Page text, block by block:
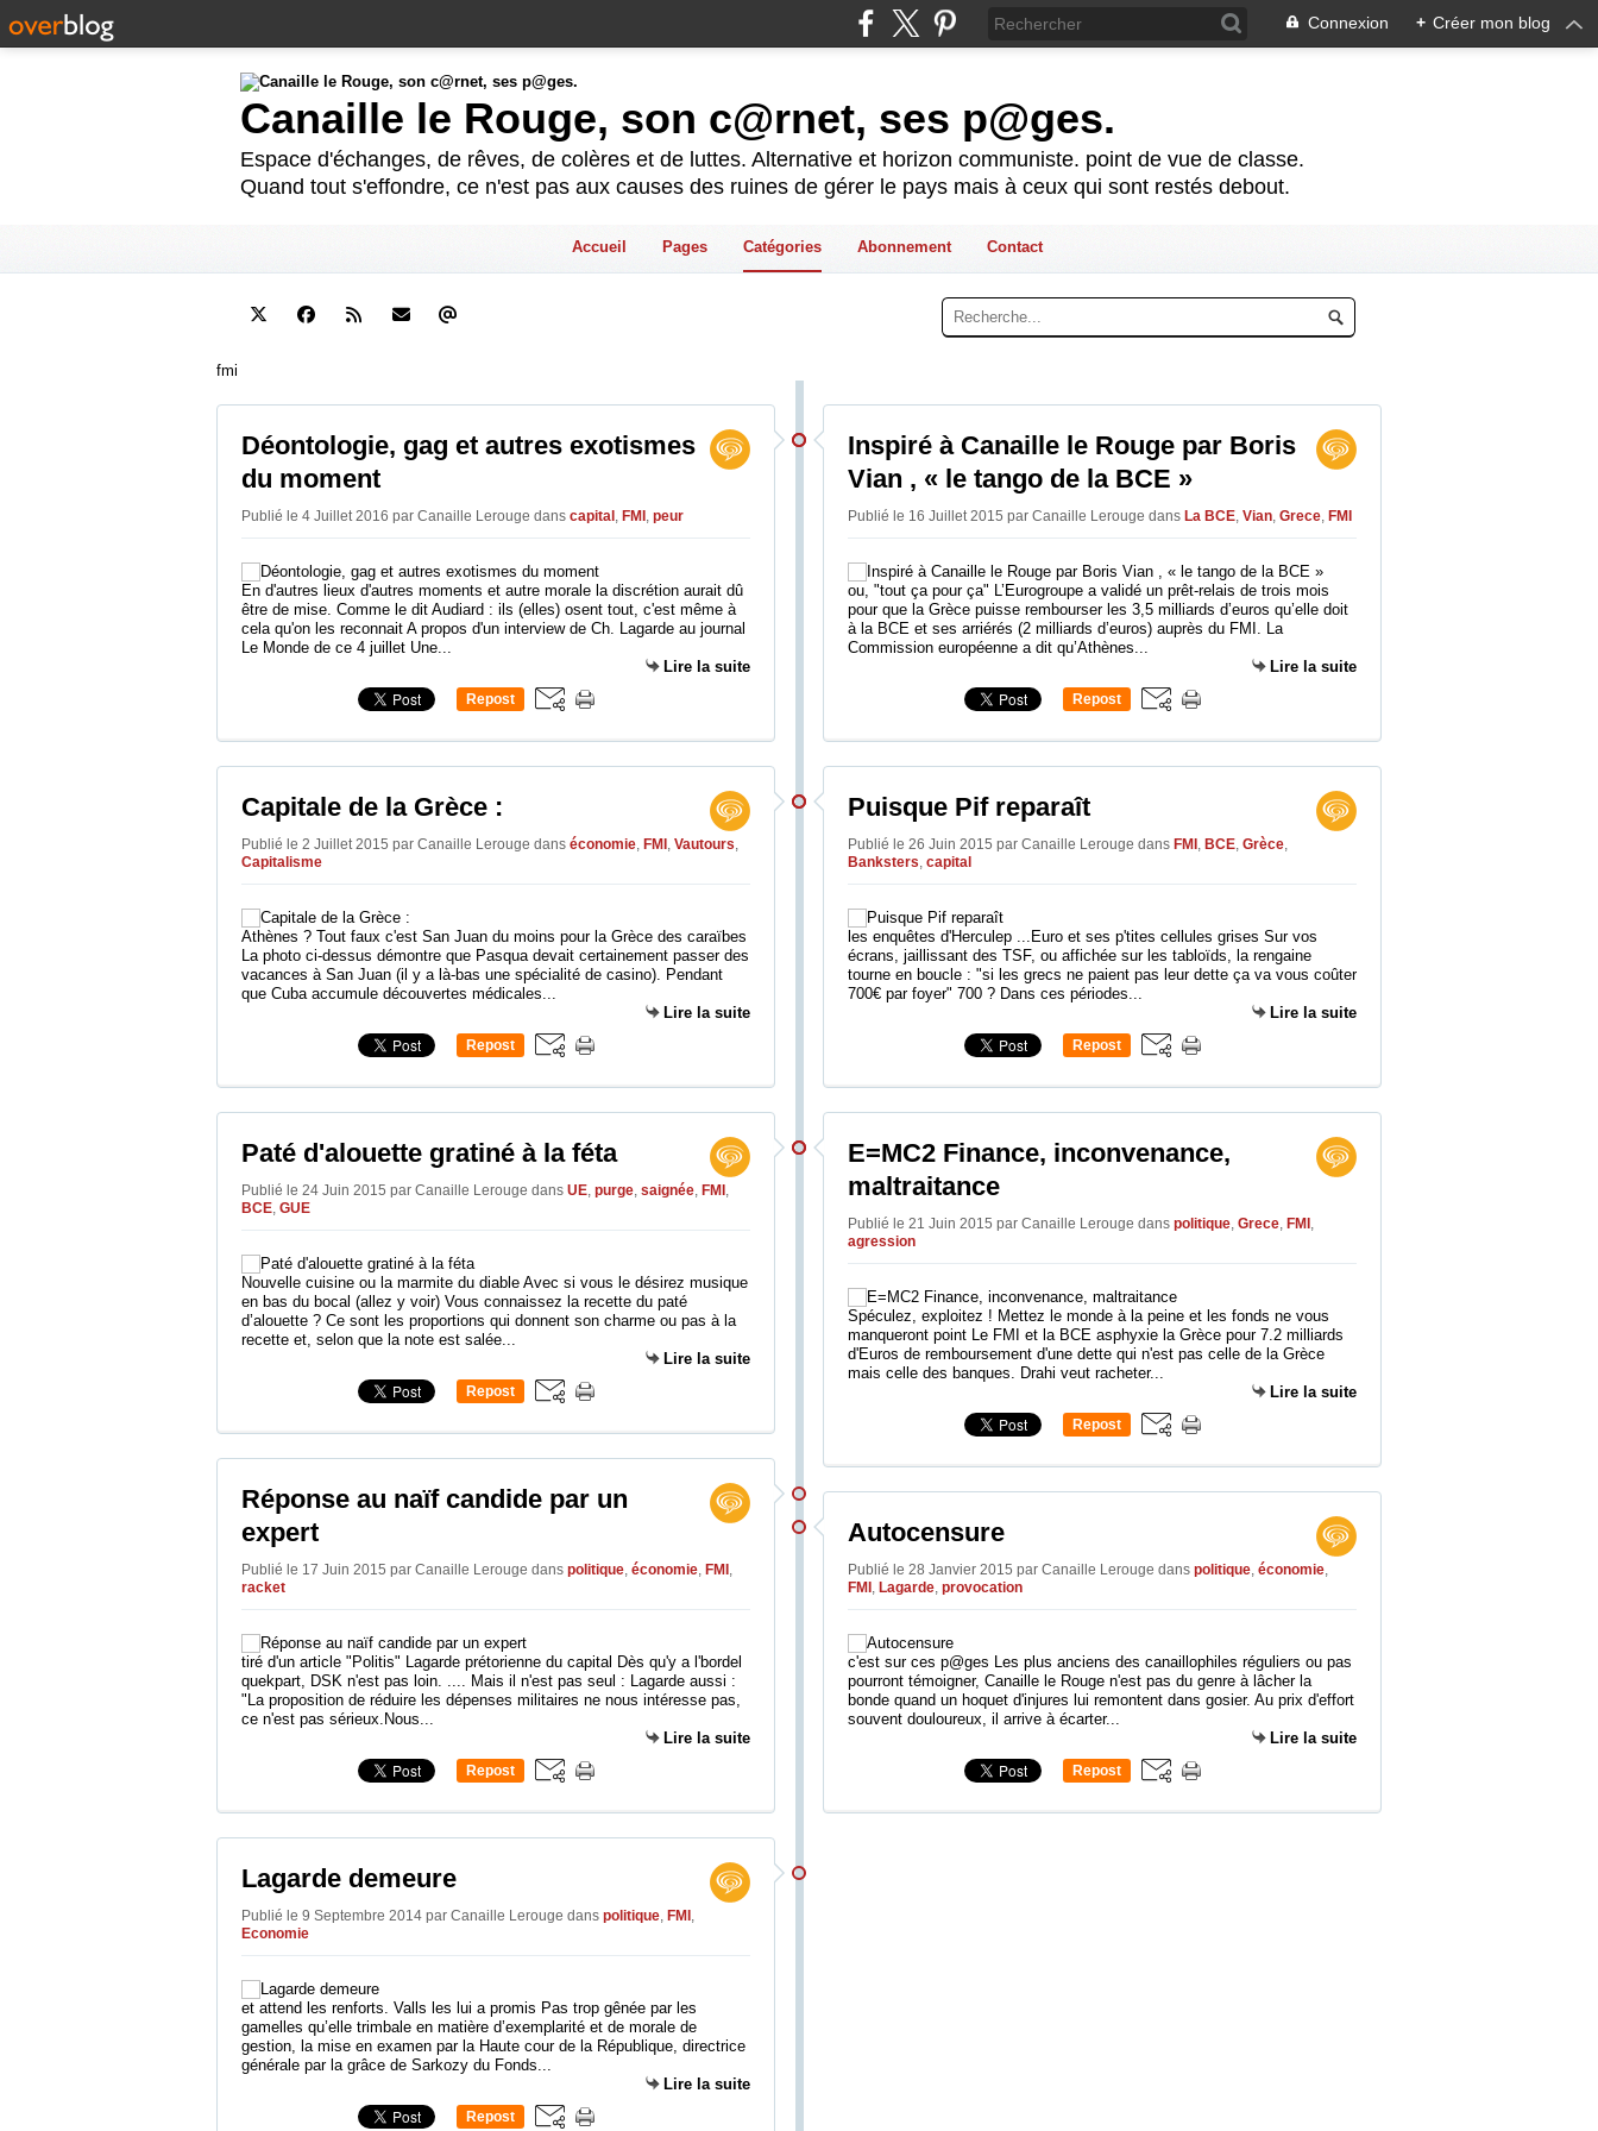
Connexion + Créer mon blog
Canaille le Rouge, son c@rnet, ses p@ges.
Espace d'échanges, de rêves, de colères et de luttes. Alternative et horizon communiste. point de vue de classe.
Quand tout s'effondre, ce n'est pas aux causes des ruines de gérer le pays mais à ceux qui sont restés debout.
Accueil Pages Catégories Abonnement Contact
fmi
Déontologie, gag et autres exotismes
du moment
Publié le 4 Juillet 2016 par Canaille Lerouge dans capital FMI peur
En d'autres lieux d'autres moments et autre morale la discrétion aurait dû
être de mise. Comme le dit Audiard : ils (elles) osent tout, c'est même à
cela qu'on les reconnait A propos d'un interview de Ch. Lagarde au journal
Le Monde de ce 4 juillet Une...
Lire la suite
Repost
Capitale de la Grèce :
Publié le 2 Juillet 2015 par Canaille Lerouge dans économie FMI Vautours
Capitalisme
Athènes ? Tout faux c'est San Juan du moins pour la Grèce des caraïbes
La photo ci-dessus démontre que Pasqua devait certainement passer des
vacances à San Juan (il y a là-bas une spécialité de casino). Pendant
que Cuba accumule découvertes médicales...
Lire la suite
Repost
Paté d'alouette gratiné à la féta
Publié le 24 Juin 2015 par Canaille Lerouge dans UE purge saignée FMI
BCE GUE
Nouvelle cuisine ou la marmite du diable Avec si vous le désirez musique
en bas du bocal (allez y voir) Vous connaissez la recette du paté
d’alouette ? Ce sont les proportions qui donnent son charme ou pas à la
recette et, selon que la note est salée...
Lire la suite
Repost
Réponse au naïf candide par un
expert
Publié le 17 Juin 2015 par Canaille Lerouge dans politique économie FMI
racket
tiré d'un article "Politis" Lagarde prétorienne du capital Dès qu'y a l'bordel
quekpart, DSK n'est pas loin. .... Mais il n'est pas seul : Lagarde aussi :
"La proposition de réduire les dépenses militaires ne nous intéresse pas,
ce n'est pas sérieux.Nous...
Lire la suite
Repost
Lagarde demeure
Publié le 9 Septembre 2014 par Canaille Lerouge dans politique FMI
Economie
et attend les renforts. Valls les lui a promis Pas trop gênée par les
gamelles qu’elle trimbale en matière d’exemplarité et de morale de
gestion, la mise en examen par la Haute cour de la République, directrice
générale par la grâce de Sarkozy du Fonds...
Lire la suite
Repost
Inspiré à Canaille le Rouge par Boris
Vian , « le tango de la BCE »
Publié le 16 Juillet 2015 par Canaille Lerouge dans La BCE Vian Grece FMI
ou, "tout ça pour ça" L’Eurogroupe a validé un prêt-relais de trois mois
pour que la Grèce puisse rembourser les 3,5 milliards d’euros qu’elle doit
à la BCE et ses arriérés (2 milliards d’euros) auprès du FMI. La
Commission européenne a dit qu’Athènes...
Lire la suite
Repost
Puisque Pif reparaît
Publié le 26 Juin 2015 par Canaille Lerouge dans FMI BCE Grèce
Banksters capital
les enquêtes d'Herculep ...Euro et ses p'tites cellules grises Sur vos
écrans, jaillissant des TSF, ou affichée sur les tabloïds, la rengaine
tourne en boucle : "si les grecs ne paient pas leur dette ça va vous coûter
700€ par foyer" 700 ? Dans ces périodes...
Lire la suite
Repost
E=MC2 Finance, inconvenance,
maltraitance
Publié le 21 Juin 2015 par Canaille Lerouge dans politique Grece FMI
agression
Spéculez, exploitez ! Mettez le monde à la peine et les fonds ne vous
manqueront point Le FMI et la BCE asphyxie la Grèce pour 7.2 milliards
d'Euros de remboursement d'une dette qui n'est pas celle de la Grèce
mais celle des banques. Drahi veut racheter...
Lire la suite
Repost
Autocensure
Publié le 28 Janvier 2015 par Canaille Lerouge dans politique économie
FMI Lagarde provocation
c'est sur ces p@ges Les plus anciens des canaillophiles réguliers ou pas
pourront témoigner, Canaille le Rouge n'est pas du genre à lâcher la
bonde quand un hoquet d'injures lui remontent dans gosier. Au prix d'effort
souvent douloureux, il arrive à écarter...
Lire la suite
Repost